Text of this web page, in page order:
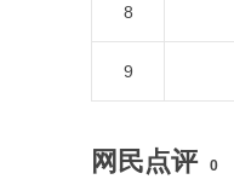
8
9
网民点评 0